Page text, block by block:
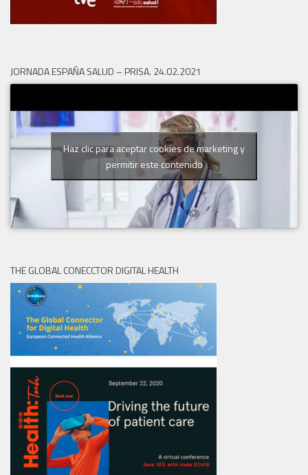
JORNADA ESPAÑA SALUD – PRISA. 24.02.2021
Haz clic para aceptar cookies de marketing y
permitir este contenido
THE GLOBAL CONECCTOR DIGITAL HEALTH